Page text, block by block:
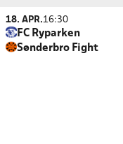
18. APR.16:30
FC Ryparken
Sønderbro Fight